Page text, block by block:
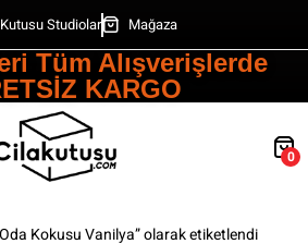
Studiolar Mağaza
Tüm Alışverişlerde
KARGO
0
Kokusu Vanilya” olarak etiketlendi